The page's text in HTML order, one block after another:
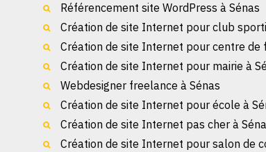
Référencement site WordPress à Sénas
Création de site Internet pour club
Création de site Internet pour centre de
Création de site Internet pour mairie à
Webdesigner freelance à Sénas
Création de site Internet pour école à
Création de site Internet pas cher à
Création de site Internet pour salon de